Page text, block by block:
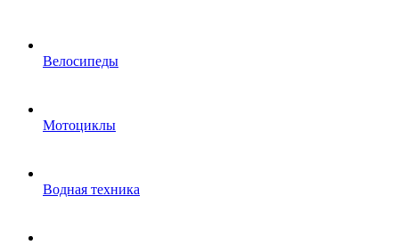
Велосипеды
Мотоциклы
Водная техника